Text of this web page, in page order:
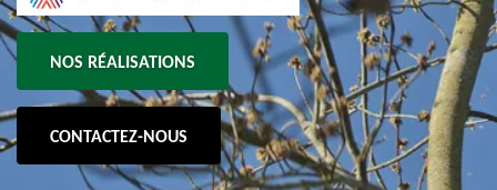
NOS RÉALISATIONS
CONTACTEZ-NOUS